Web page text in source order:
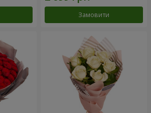
Замовити